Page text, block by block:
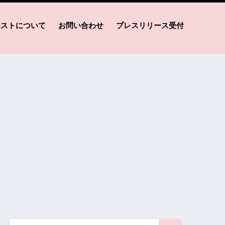
トについて お問い合わせ プレスリリース受付